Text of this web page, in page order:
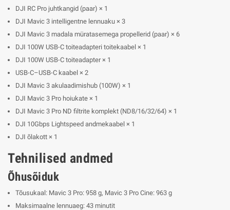
DJI RC Pro juhtkangid (paar) × 1
DJI Mavic 3 intelligentne lennuaku × 3
DJI Mavic 3 madala müratasemega propellerid (paar) × 6
DJI 100W USB-C toiteadapteri toitekaabel × 1
DJI 100W USB-C toiteadapter × 1
USB-C–USB-C kaabel × 2
DJI Mavic 3 akulaadimishub (100W) × 1
DJI Mavic 3 Pro hoiukate × 1
DJI Mavic 3 Pro ND filtrite komplekt (ND8/16/32/64) × 1
DJI 10Gbps Lightspeed andmekaabel × 1
DJI õlakott × 1
Tehnilised andmed
Õhusõiduk
Tõusukaal: Mavic 3 Pro: 958 g, Mavic 3 Pro Cine: 963 g
Maksimaalne lennuaeg: 43 minutit